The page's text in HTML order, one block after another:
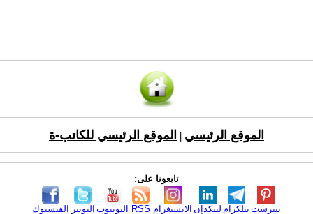
الموقع الرئيسي الموقع الرئيسي للكاتب-ة
تابعونا على:
الفيسبوك التويتر اليوتيوب RSS الانستغرام لينكدإن تيلكرامبنترست